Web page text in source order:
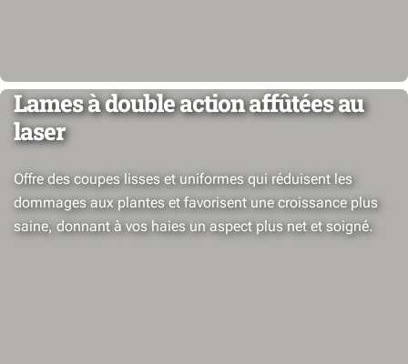
Lames à double action affûtées au
laser
Offre des coupes lisses et uniformes qui réduisent les
dommages aux plantes et favorisent une croissance plus
saine, donnant à vos haies un aspect plus net et soigné.